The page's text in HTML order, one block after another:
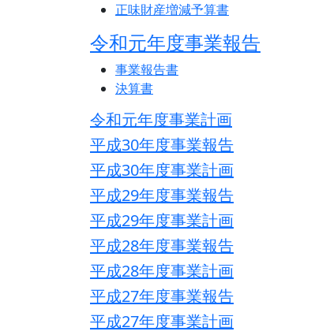
正味財産増減予算書
令和元年度事業報告
事業報告書
決算書
令和元年度事業計画
平成30年度事業報告
平成30年度事業計画
平成29年度事業報告
平成29年度事業計画
平成28年度事業報告
平成28年度事業計画
平成27年度事業報告
平成27年度事業計画